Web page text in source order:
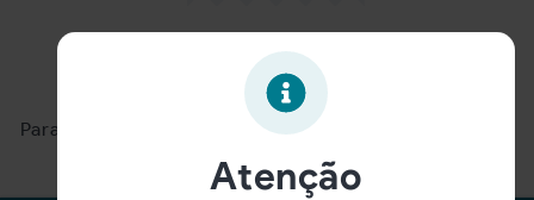
Oportunidade expirada!
Para ver mais, acesse a páginaBuscar Oportunidades.
Atenção